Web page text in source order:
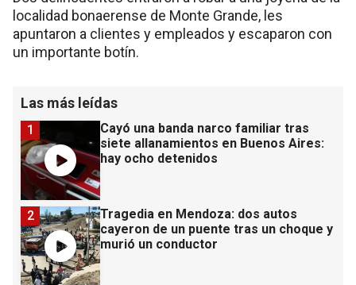
localidad bonaerense de Monte Grande, les
apuntaron a clientes y empleados y escaparon con
un importante botín.
Las más leídas
Cayó una banda narco familiar tras
siete allanamientos en Buenos Aires:
hay ocho detenidos
1
Tragedia en Mendoza: dos autos
cayeron de un puente tras un choque y
murió un conductor
2